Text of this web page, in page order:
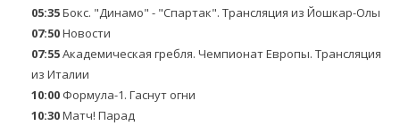
05:35Бокс. "Динамо" - "Спартак". Трансляция из Йошкар-Олы
07:50Новости
07:55Академическая гребля. Чемпионат Европы. Трансляция
из Италии
10:00 Формула-1. Гаснут огни
10:30Матч! Парад